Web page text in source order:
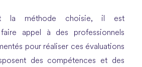
la méthode choisie, il est
appel à des professionnels
pour réaliser ces évaluations
des compétences et des